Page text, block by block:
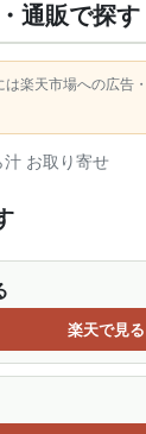
通販で探す
は楽天市場への広告
お取り寄せ
楽天で見る